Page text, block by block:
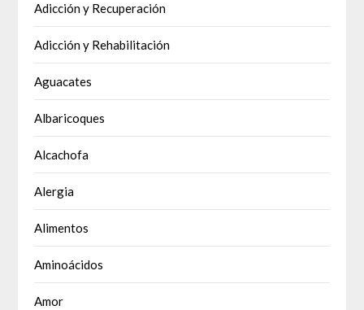
Adicción y Recuperación
Adicción y Rehabilitación
Aguacates
Albaricoques
Alcachofa
Alergia
Alimentos
Aminoácidos
Amor